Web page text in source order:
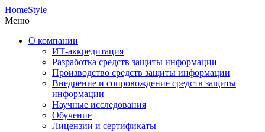
HomeStyle
Меню
О компании
ИТ-аккредитация
Разработка средств защиты информации
Производство средств защиты информации
Внедрение и сопровождение средств защиты
информации
Научные исследования
Обучение
Лицензии и сертификаты